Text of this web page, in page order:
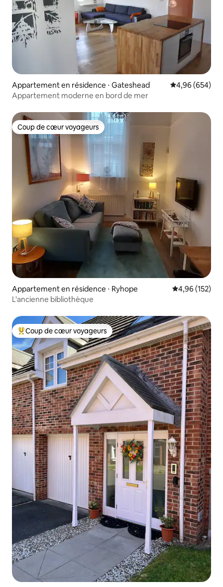
Appartement en résidence ⋅ Gateshead Évaluation
4,96 (654)
Appartement moderne en bord de mer
Coup de cœur voyageurs
Coup de cœur voyageurs
Appartement en résidence ⋅ Ryhope Évaluation
4,96 (152)
L'ancienne bibliothèque
Coups de cœur voyageurs les plus appréciés
Coup de cœur voyageurs